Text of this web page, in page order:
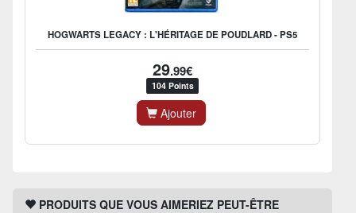
HOGWARTS LEGACY : L'HÉRITAGE DE POUDLARD - PS5
29.99€
104 Points
Ajouter
PRODUITS QUE VOUS AIMERIEZ PEUT-ÊTRE